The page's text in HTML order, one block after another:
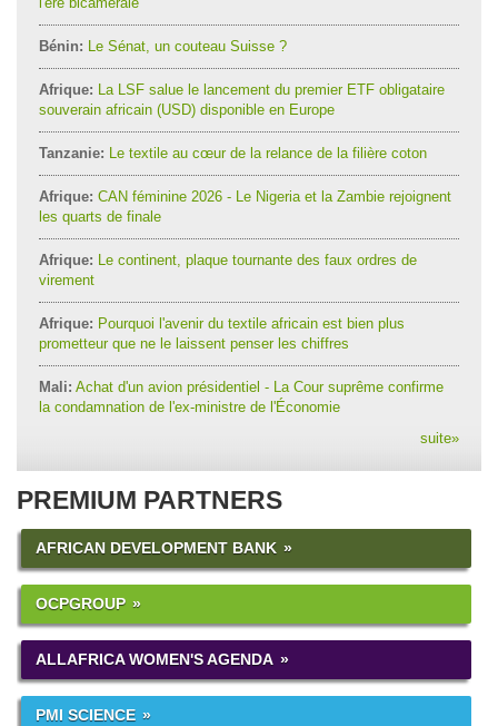
Bénin: Le Sénat, un couteau Suisse ?
Afrique: La LSF salue le lancement du premier ETF obligataire
souverain africain (USD) disponible en Europe
Tanzanie: Le textile au cœur de la relance de la filière coton
Afrique: CAN féminine 2026 - Le Nigeria et la Zambie rejoignent
les quarts de finale
Afrique: Le continent, plaque tournante des faux ordres de
virement
Afrique: Pourquoi l'avenir du textile africain est bien plus
prometteur que ne le laissent penser les chiffres
Mali: Achat d'un avion présidentiel - La Cour suprême confirme
la condamnation de l'ex-ministre de l'Économie
suite»
PREMIUM PARTNERS
AFRICAN DEVELOPMENT BANK
OCPGROUP
ALLAFRICA WOMEN'S AGENDA
PMI SCIENCE